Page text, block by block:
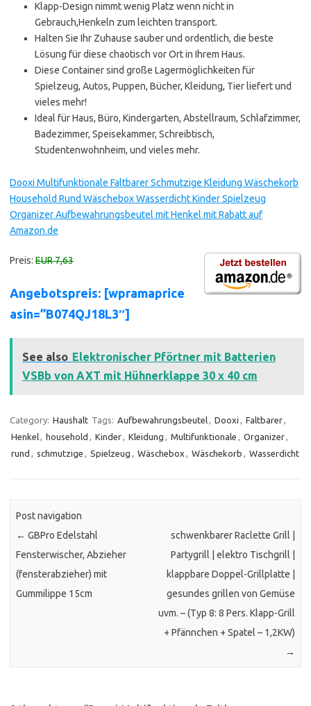
Klapp-Design nimmt wenig Platz wenn nicht in
Gebrauch,Henkeln zum leichten transport.
Halten Sie Ihr Zuhause sauber und ordentlich, die beste
Lösung für diese chaotisch vor Ort in Ihrem Haus.
Diese Container sind große Lagermöglichkeiten für
Spielzeug, Autos, Puppen, Bücher, Kleidung, Tier liefert und
vieles mehr!
Ideal für Haus, Büro, Kindergarten, Abstellraum, Schlafzimmer,
Badezimmer, Speisekammer, Schreibtisch,
Studentenwohnheim, und vieles mehr.
Dooxi Multifunktionale Faltbarer Schmutzige Kleidung Wäschekorb
Household Rund Wäschebox Wasserdicht Kinder Spielzeug
Organizer Aufbewahrungsbeutel mit Henkel mit Rabatt auf
Amazon.de
Preis: EUR 7,63
Angebotspreis: [wpramaprice
asin=”B074QJ18L3″]
See also Elektronischer Pförtner mit Batterien
VSBb von AXT mit Hühnerklappe 30 x 40 cm
Category: Haushalt Tags: Aufbewahrungsbeutel, Dooxi , Faltbarer,
Henkel, household , Kinder, Kleidung , Multifunktionale , Organizer,
rund , schmutzige , Spielzeug , Wäschebox , Wäschekorb , Wasserdicht
Post navigation
← GBPro Edelstahl
Fensterwischer, Abzieher
(fensterabzieher) mit
Gummilippe 15cm
schwenkbarer Raclette Grill |
Partygrill | elektro Tischgrill |
klappbare Doppel-Grillplatte |
gesundes grillen von Gemüse
uvm. – (Typ 8: 8 Pers. Klapp-Grill
+ Pfännchen + Spatel – 1,2KW)
→